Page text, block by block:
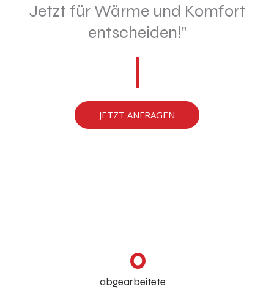
Jetzt für Wärme und Komfort
entscheiden!"
JETZT ANFRAGEN
abgearbeitete
0